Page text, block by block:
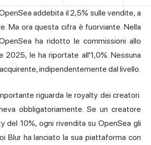
addebita il 2,5% sulle vendite, a
Ma ora questa cifra è fuorviante. Nella
ha ridotto le commissioni allo
2025, le ha riportate all'1,0%. Nessuna
indipendentemente dal livello.
riguarda le royalty dei creatori.
obbligatoriamente. Se un creatore
del 10%, ogni rivendita su OpenSea gli
Blur ha lanciato la sua piattaforma con